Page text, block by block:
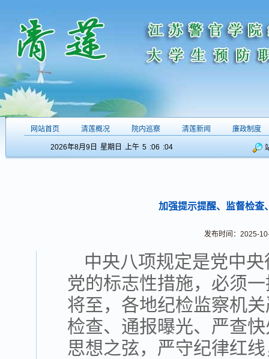
网站首页 清莲概况 院内巡察 清莲新闻 廉政制度
2026年8月9日 星期日 上午 5 :06 :04
加强提示提醒、监督检查
发布时间：2025-
中央八项规定是党中
党的标志性措施，必须
将至，各地纪检监察机
检查、通报曝光、严查
思想之弦，严守纪律红